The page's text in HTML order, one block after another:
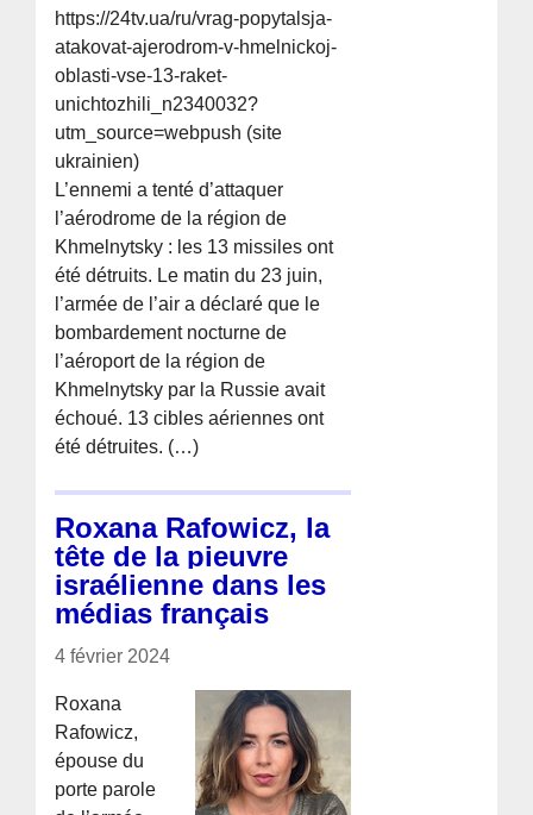
https://24tv.ua/ru/vrag-popytalsja-
atakovat-ajerodrom-v-hmelnickoj-
oblasti-vse-13-raket-
unichtozhili_n2340032?
utm_source=webpush (site
ukrainien)
L’ennemi a tenté d’attaquer
l’aérodrome de la région de
Khmelnytsky : les 13 missiles ont
été détruits. Le matin du 23 juin,
l’armée de l’air a déclaré que le
bombardement nocturne de
l’aéroport de la région de
Khmelnytsky par la Russie avait
échoué. 13 cibles aériennes ont
été détruites. (…)
Roxana Rafowicz, la
tête de la pieuvre
israélienne dans les
médias français
4 février 2024
Roxana
Rafowicz,
épouse du
porte parole